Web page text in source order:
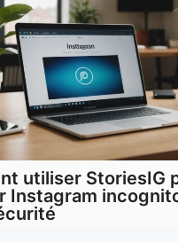
utiliser StoriesIG
Instagram